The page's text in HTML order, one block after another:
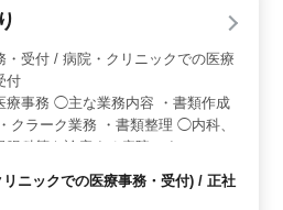
集しています。経験を活かして
クリニックでの医療
付
療事務 ◯主な業務内容 ・書類作成
クラーク業務 ・書類整理 ◯内科、
腸科等を診療する病院です。 ＊賞
歴が活かせる職場です。 経験を存
ニックでの医療事務・受付) / 正社